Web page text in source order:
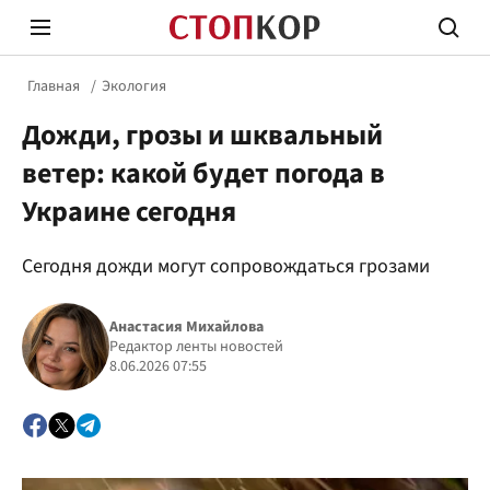
Политика
Главная Экология
Дожди, грозы и шквальный
ветер: какой будет погода в
Украине сегодня
Сегодня дожди могут сопровождаться грозами
Анастасия Михайлова
Редактор ленты новостей
8.06.2026 07:55